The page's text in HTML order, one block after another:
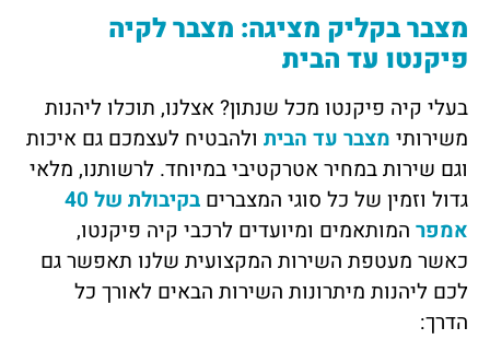
מצברבקליק מציגה: מצבר לקיה
פיקנטו עד הבית
בעלי קיה פיקנטו מכל שנתון? אצלנו, תוכלו ליהנות
משירותי מצבר עד הבית ולהבטיח לעצמכם גם איכות
וגם שירות במחיר אטרקטיבי במיוחד. לרשותנו, מלאי
גדול וזמין של כל סוגי המצברים
בקיבולת של 40
אמפר המותאמים ומיועדים לרכבי קיה פיקנטו,
כאשר מעטפת השירות המקצועית שלנו תאפשר גם
לכם ליהנות מיתרונות השירות הבאים לאורך כל
הדרך: